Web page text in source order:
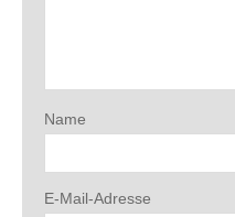
Name
E-Mail-Adresse